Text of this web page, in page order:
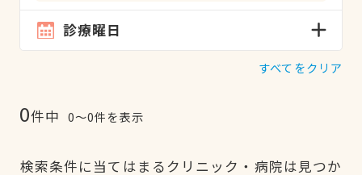
診療曜日
すべてをクリア
0件中 0〜0件を表示
検索条件に当てはまるクリニック・病院は見つか